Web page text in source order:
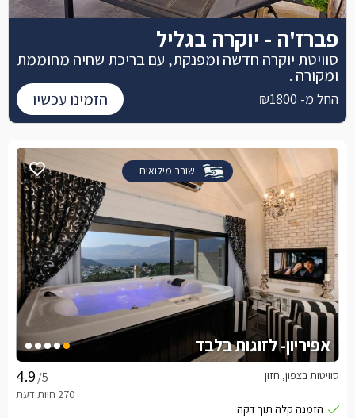
שובר מילואים
אפיריון- לזוגות בלבד
/5 סוויטות בצפון, חזון
פברז'ה - יוקרה בגליל
סוויטת יוקרה חדשה ומפנקת, עם בריכת שחיה מחוממת
ומקורה .
החל מ- ₪1800 הזמינו עכשיו